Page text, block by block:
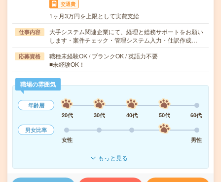
交通費
1ヶ月3万円を上限として実費支給
仕事内容
大手システム関連企業にて、経理と総務サポートをお願い
します・案件チェック・管理システム入力・仕訳作成…
応募資格
職種未経験OK / ブランクOK / 英語力不要
■未経験OK！
職場の雰囲気
年齢層
20代
30代 40代 50代
60代
男女比率
女性
男性
もっと見る